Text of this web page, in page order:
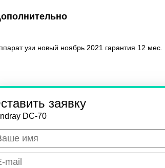
узи новый ноябрь 2021 гарантия 12 мес.
заявку
DC-70